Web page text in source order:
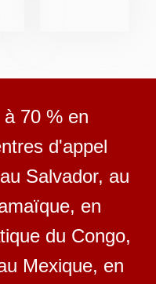
70 % en
d'appel
Salvador, au
en
du Congo,
Mexique, en